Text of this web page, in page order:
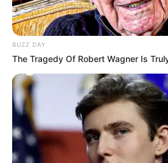
BUZZ DAY
The Tragedy Of Robert Wagner Is